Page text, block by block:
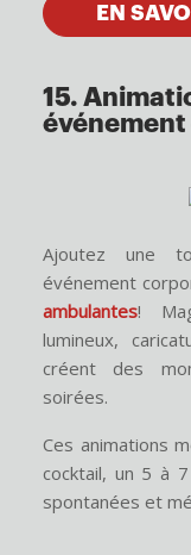
EN
15.
Ajoutez une
événement
ambulantes!
lumineux,
créent des
soirées.
Ces animations
cocktail, un 5 à
spontanées et